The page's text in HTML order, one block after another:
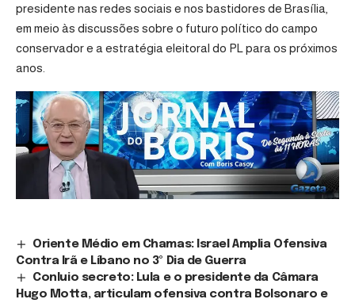
presidente nas redes sociais e nos bastidores de Brasília,
em meio às discussões sobre o futuro político do campo
conservador e a estratégia eleitoral do PL para os próximos
anos.
Oriente Médio em Chamas: Israel Amplia Ofensiva
Contra Irã e Líbano no 3º Dia de Guerra
Conluio secreto: Lula e o presidente da Câmara
Hugo Motta, articulam ofensiva contra Bolsonaro e